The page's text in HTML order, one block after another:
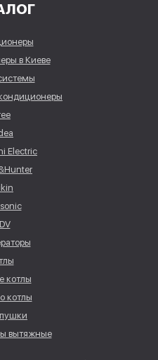
в Киеве
Electric
котлы
котлы
вытяжные